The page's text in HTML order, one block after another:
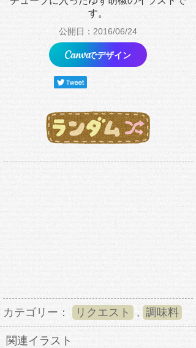
す。
公開日：2016/06/24
でデザイン
カテゴリー： リクエスト , 調味料
関連イラスト